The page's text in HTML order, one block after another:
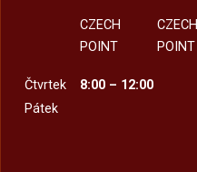
CZECH
POINT
CZECH
POINT
Čtvrtek
8:00 – 12:00
Pátek